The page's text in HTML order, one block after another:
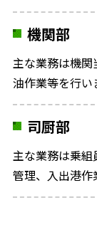
機関部
主な業務は機
油作業等を行い
司厨部
主な業務は乗
管理、入出港作